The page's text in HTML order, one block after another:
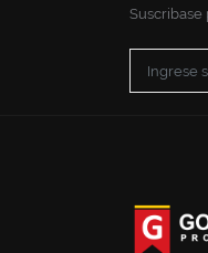
Suscribase